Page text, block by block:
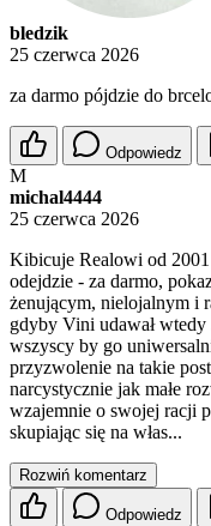
bledzik
25 czerwca 2026
za darmo pójdzie do
Odpowiedz
M
michal4444
25 czerwca 2026
Kibicuje Realowi od
odejdzie - za darmo,
żenującym, nielojalnym i
gdyby Vini udawał wtedy
wszyscy by go
przyzwolenie na takie
narcystycznie jak małe
wzajemnie o swojej racji
skupiając się na włas...
Rozwiń komentarz
Odpowiedz